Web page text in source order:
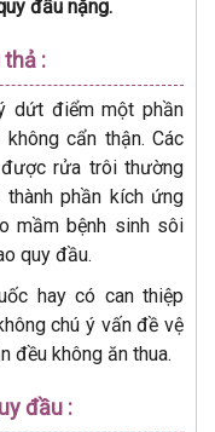
đầu nặng.
:
dứt điểm một phần
cẩn thận. Các
rửa trôi thường
phần kích ứng
mầm bệnh sinh sôi
quy đầu.
hay có can thiệp
chú ý vấn đề vệ
đều không ăn thua.
đầu :